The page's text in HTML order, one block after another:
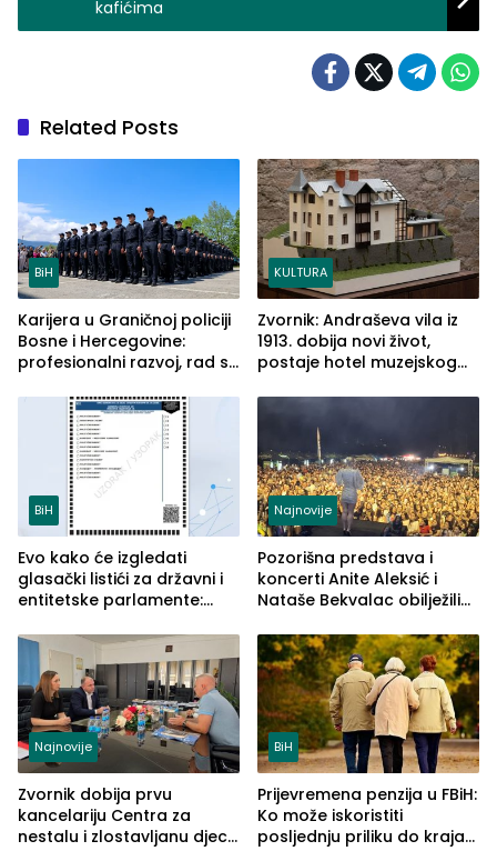
kafićima
Related Posts
BiH
Karijera u Graničnoj policiji
Bosne i Hercegovine:
profesionalni razvoj, rad sa
služba građanima
KULTURA
Zvornik: Andraševa vila iz
1913. dobija novi život,
postaje hotel muzejskog
BiH
Evo kako će izgledati
glasački listići za državni i
entitetske parlamente:
vidljive na njima
Najnovije
Pozorišna predstava i
koncerti Anite Aleksić i
Nataše Bekvalac obilježili
ljeta (FOTO)
Najnovije
Zvornik dobija prvu
kancelariju Centra za
nestalu i zlostavljanu djecu
BiH
Prijevremena penzija u FBiH:
Ko može iskoristiti
posljednju priliku do kraja